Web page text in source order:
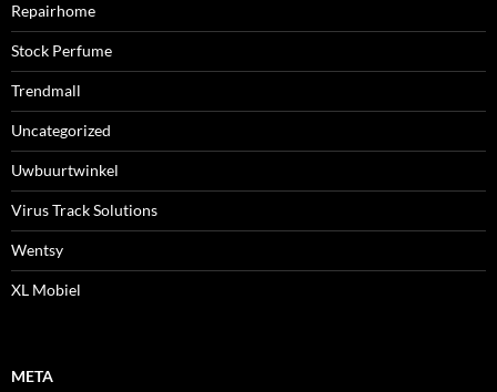
Repairhome
Stock Perfume
Trendmall
Uncategorized
Uwbuurtwinkel
Virus Track Solutions
Wentsy
XL Mobiel
META